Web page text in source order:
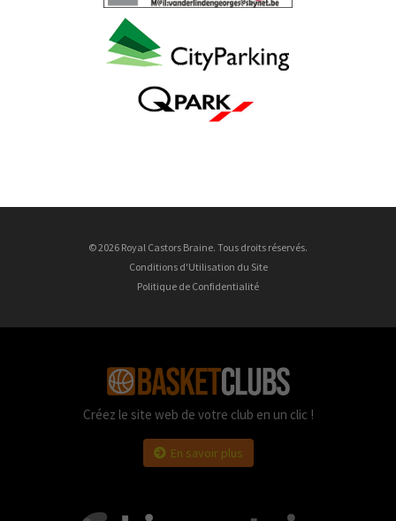
© 2026 Royal Castors Braine. Tous droits réservés.
Conditions d'Utilisation du Site
Politique de Confidentialité
Créez le site web de votre club en un clic !
En savoir plus